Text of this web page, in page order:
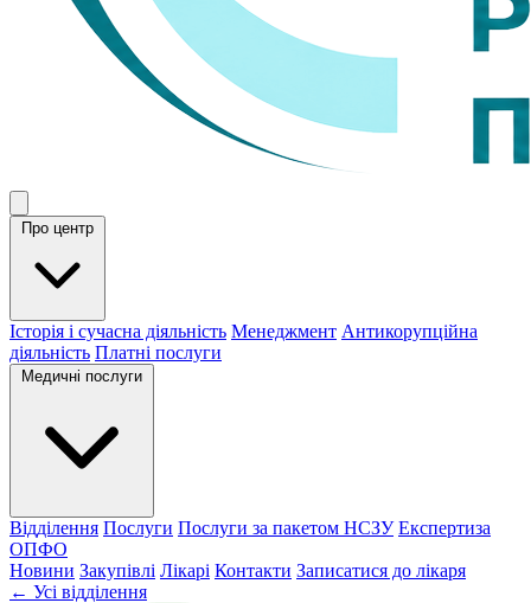
Про центр
Історія і сучасна діяльність Менеджмент Антикорупційна
діяльність Платні послуги
Медичні послуги
Відділення Послуги Послуги за пакетом НСЗУ Експертиза
ОПФО
Новини Закупівлі Лікарі Контакти Записатися до лікаря
← Усі відділення